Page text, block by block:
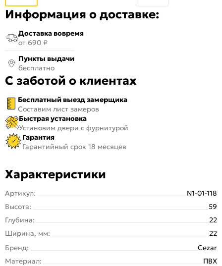
Информация о доставке:
Доставка вовремя
от 690 ₽
Пункты выдачи
бесплатно
С заботой о клиентах
Бесплатный выезд замерщика
Составим лист замеров
Быстрая установка
Установим двери с фурнитурой
Гарантия
Гарантийный срок 18 месяцев
Характеристики
Артикул:
N1-01-118
Высота:
59
Глубина:
22
Ширина, мм:
22
Бренд:
Cezar
Материал:
ПВХ